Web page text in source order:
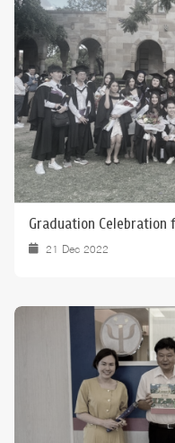
Graduation Celebration
21 Dec 2022